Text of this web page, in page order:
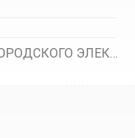
САНКТ-ПЕТЕРБУРГСКОЕ ГУП ГОРОДСКОГО ЭЛЕКТРИЧЕСКОГО ТРАНСПОРТА